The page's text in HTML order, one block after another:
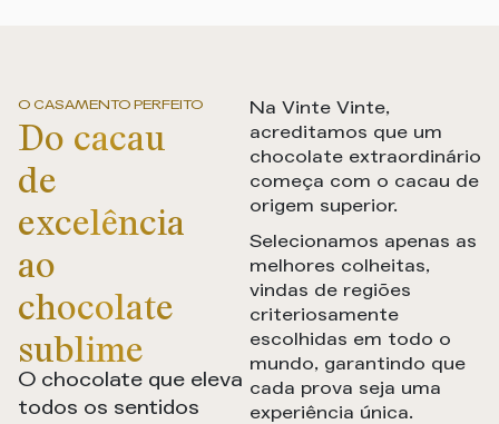
O CASAMENTO PERFEITO
Do cacau
de
excelência
ao
chocolate
sublime
O chocolate que eleva
todos os sentidos
Na Vinte Vinte,
acreditamos que um
chocolate extraordinário
começa com o cacau de
origem superior.
Selecionamos apenas as
melhores colheitas,
vindas de regiões
criteriosamente
escolhidas em todo o
mundo, garantindo que
cada prova seja uma
experiência única.